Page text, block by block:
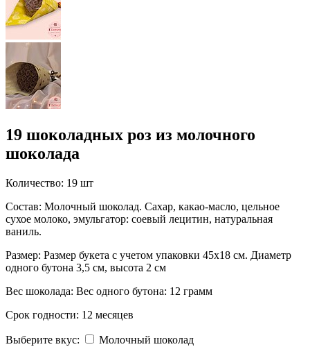
19 шоколадных роз из молочного
шоколада
Количество: 19 шт
Состав: Молочный шоколад. Сахар, какао-масло, цельное
сухое молоко, эмульгатор: соевый лецитин, натуральная
ваниль.
Размер: Размер букета с учетом упаковки 45х18 см. Диаметр
одного бутона 3,5 см, высота 2 см
Вес шоколада: Вес одного бутона: 12 грамм
Срок годности: 12 месяцев
Выберите вкус:
Молочный шоколад